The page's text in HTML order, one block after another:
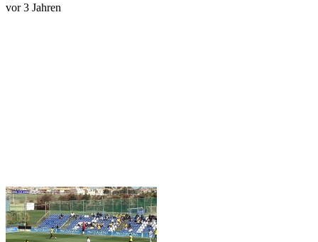
vor 3 Jahren